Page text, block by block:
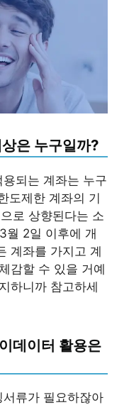
은 누구일까?
되는 계좌는 누구
도제한 계좌의 기
로 상향된다는 소
월 2일 이후에 개
계좌를 가지고 계
감할 수 있을 거예
하니까 참고하세
데이터 활용은
류가 필요하잖아